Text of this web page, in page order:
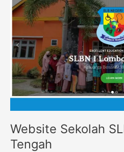
Website Sekolah
Tengah
SLBN
1
Lombok
Tengah